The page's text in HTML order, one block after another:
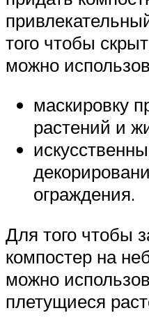
того чтобы
можно
маскировку
растений и
ограждения.
Для того чтобы
компостер на
можно
плетущиеся